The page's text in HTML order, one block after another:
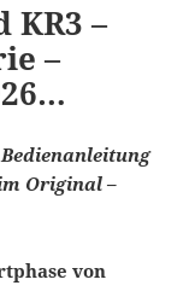
–
–
Original –
von